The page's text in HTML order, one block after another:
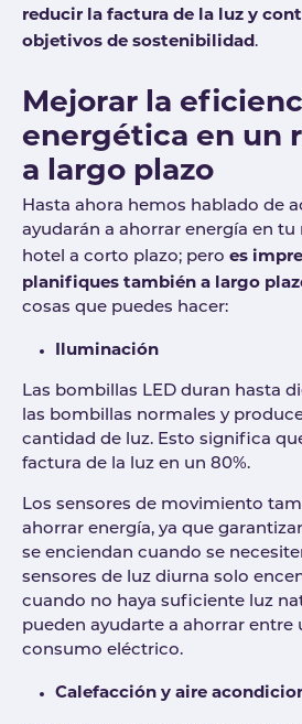
reducir la factura de la luz y
objetivos de sostenibilidad.
Mejorar la
energética en un
a largo plazo
Hasta ahora hemos hablado de
ayudarán a ahorrar energía en tu
hotel a corto plazo; pero es
planifiques también a largo
cosas que puedes hacer:
Iluminación
Las bombillas LED duran hasta
las bombillas normales y
cantidad de luz. Esto significa
factura de la luz en un 80%.
Los sensores de movimiento
ahorrar energía, ya que
se enciendan cuando se
sensores de luz diurna solo
cuando no haya suficiente luz
pueden ayudarte a ahorrar entre
consumo eléctrico.
Calefacción y aire